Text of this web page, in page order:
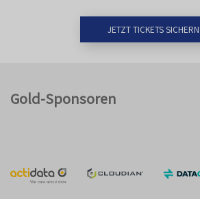
JETZT TICKETS SICHERN
Gold-Sponsoren